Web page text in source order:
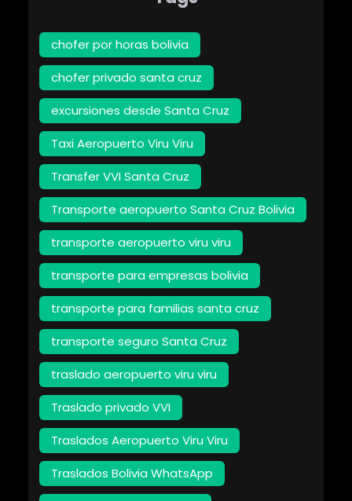
chofer por horas bolivia
chofer privado santa cruz
excursiones desde Santa Cruz
Taxi Aeropuerto Viru Viru
Transfer VVI Santa Cruz
Transporte aeropuerto Santa Cruz Bolivia
transporte aeropuerto viru viru
transporte para empresas bolivia
transporte para familias santa cruz
transporte seguro Santa Cruz
traslado aeropuerto viru viru
Traslado privado VVI
Traslados Aeropuerto Viru Viru
Traslados Bolivia WhatsApp